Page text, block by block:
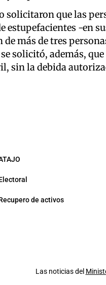
solicitaron que las
estupefacientes -en
más de tres
solicitó, además,
sin la debida
de activos
Las noticias del